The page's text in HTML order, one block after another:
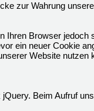
zur Wahrung
Browser
ein neuer Cookie
Website nutzen
Beim Aufruf